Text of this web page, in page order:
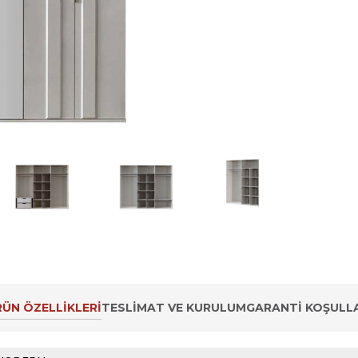
ÖZELLIKLERITESLIMAT VE KURULUMGARANTI